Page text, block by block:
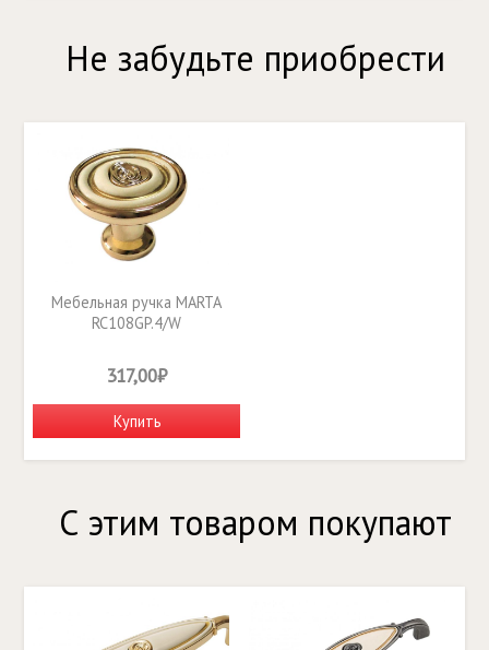
Не забудьте приобрести
Мебельная ручка MARTA
RC108GP.4/W
317,00₽
Купить
С этим товаром покупают